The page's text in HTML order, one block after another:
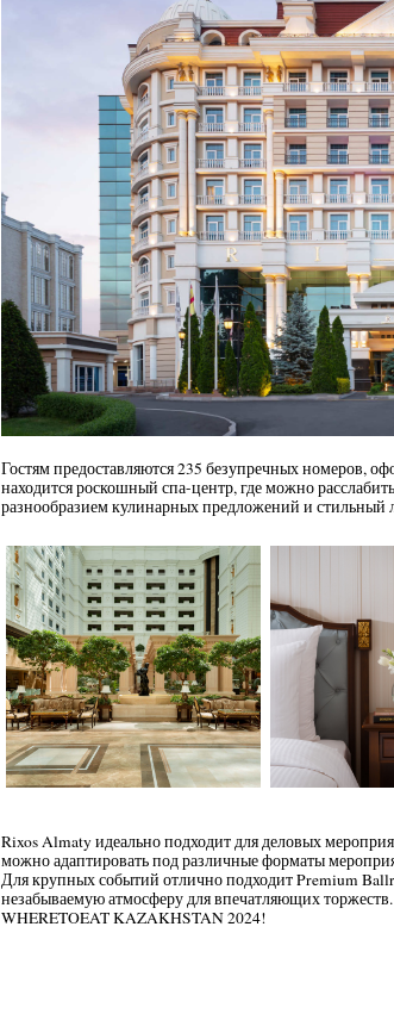
Гостям предоставляются 235 безупречных номеров,
находится роскошный спа-центр, где можно
разнообразием кулинарных предложений и стильный
Rixos Almaty идеально подходит для деловых
можно адаптировать под различные форматы
Для крупных событий отлично подходит Premium
незабываемую атмосферу для впечатляющих
WHERETOEAT KAZAKHSTAN 2024!